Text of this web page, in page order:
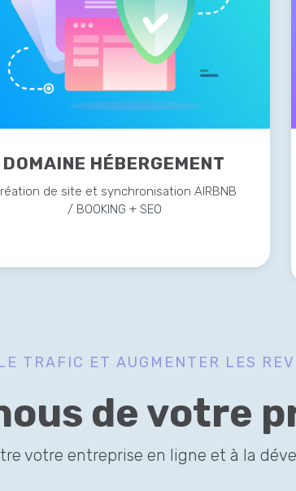
DOMAINE HÉBERGEMENT
de site et synchronisation AIRBNB
/ BOOKING + SEO
TRAFIC ET AUGMENTER LES
de votre
votre entreprise en ligne et à la